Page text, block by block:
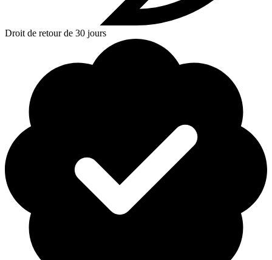
Droit de retour de 30 jours